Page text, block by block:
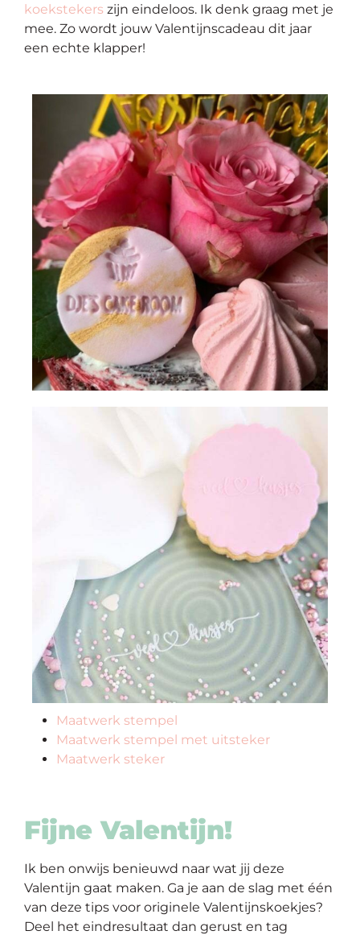
koekstekers zijn eindeloos. Ik denk graag met je
mee. Zo wordt jouw Valentijnscadeau dit jaar
een echte klapper!
Maatwerk stempel
Maatwerk stempel met uitsteker
Maatwerk steker
Fijne Valentijn!
Ik ben onwijs benieuwd naar wat jij deze
Valentijn gaat maken. Ga je aan de slag met één
van deze tips voor originele Valentijnskoekjes?
Deel het eindresultaat dan gerust en tag